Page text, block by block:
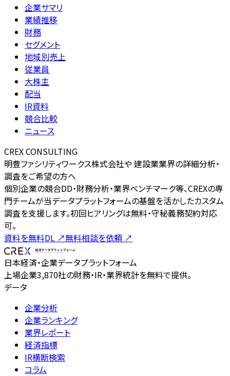
企業サマリ
業績推移
財務
セグメント
地域別売上
従業員
大株主
配当
IR資料
競合比較
ニュース
CREX CONSULTING
明豊ファシリティワークス株式会社や 建設業業界の詳細分析・
調査をご希望の方へ
個別企業の競合DD・財務分析・業界ベンチマーク等、CREXの専
門チームが当データプラットフォームの基盤を活かしたカスタム
調査を支援します。初回ヒアリングは無料・守秘義務契約対応
可。
資料を無料DL ↗無料相談を依頼 ↗
日本経済・企業データプラットフォーム
上場企業3,870社の財務・IR・業界統計を無料で提供。
データ
企業分析
企業ランキング
業界レポート
経済指標
IR横断検索
コラム